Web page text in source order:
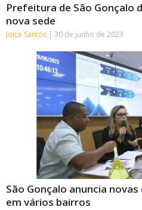
Prefeitura de São Gonçalo
nova sede
Joice Santos 30 de junho de 2023
São Gonçalo anuncia
em vários bairros